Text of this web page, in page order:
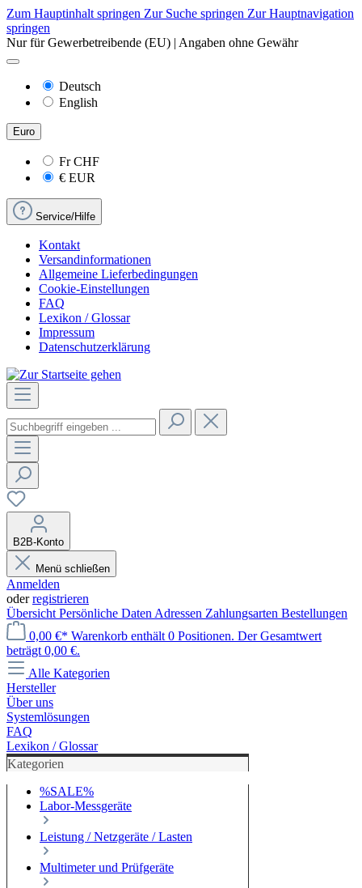
Zum Hauptinhalt springen Zur Suche springen Zur Hauptnavigation
springen
Nur für Gewerbetreibende (EU) | Angaben ohne Gewähr
Deutsch
English
Euro
FrCHF
€ EUR
Service/Hilfe
Kontakt
Versandinformationen
Allgemeine Lieferbedingungen
Cookie-Einstellungen
FAQ
Lexikon / Glossar
Impressum
Datenschutzerklärung
B2B-Konto
Menü schließen
Anmelden
oderregistrieren
Übersicht Persönliche Daten Adressen Zahlungsarten Bestellungen
0,00 €* Warenkorb enthält 0 Positionen. Der Gesamtwert
beträgt 0,00 €.
Alle Kategorien
Hersteller
Über uns
Systemlösungen
FAQ
Lexikon / Glossar
Kategorien
%SALE%
Labor-Messgeräte
Leistung / Netzgeräte / Lasten
Multimeter und Prüfgeräte